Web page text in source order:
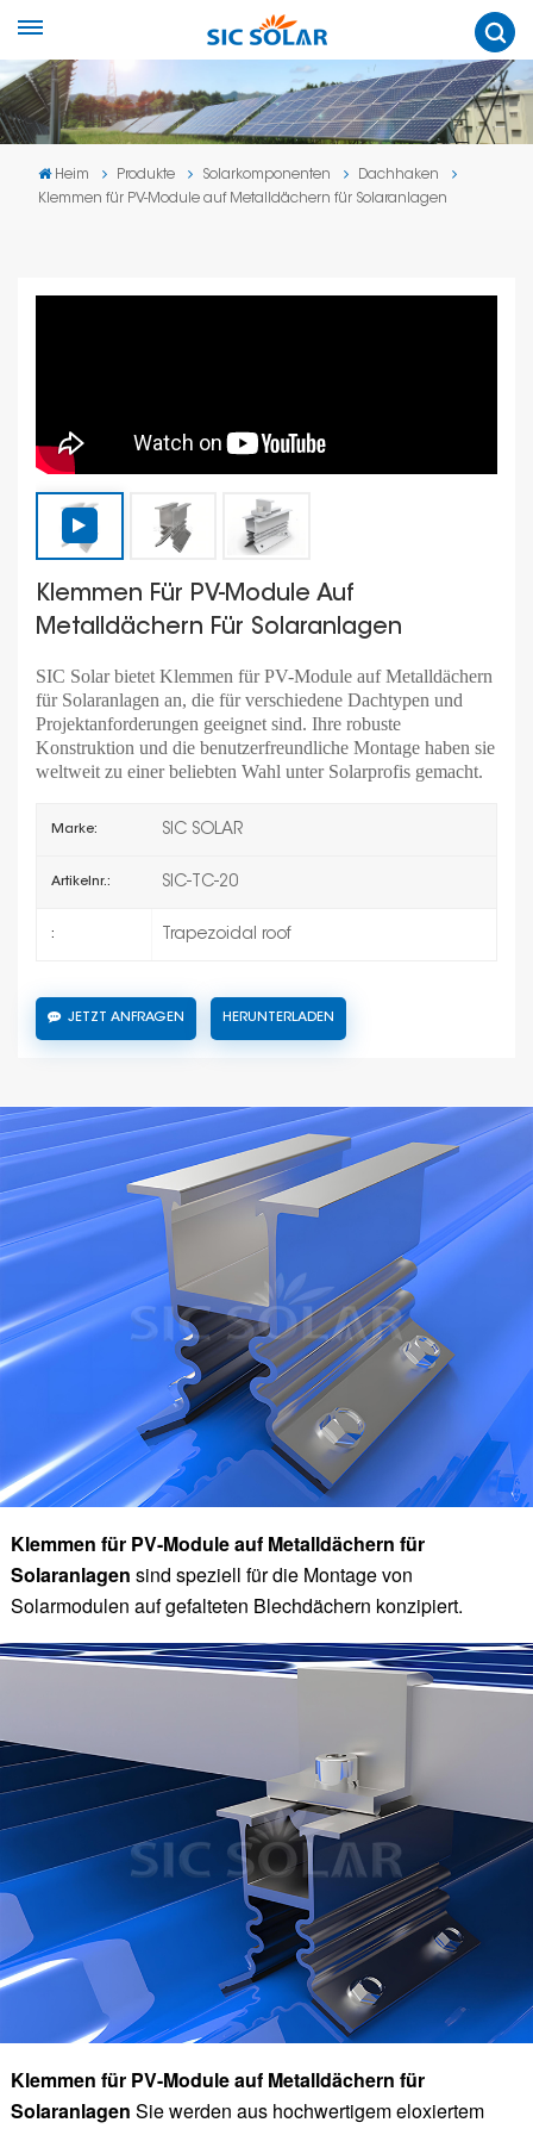
Heim Produkte Solarkomponenten
Dachhaken
Klemmen für PV-Module auf Metalldächern für Solaranlagen
Klemmen Für PV-Module Auf
Metalldächern Für Solaranlagen
SIC Solar bietet Klemmen für PV-Module auf Metalldächern
für Solaranlagen an, die für verschiedene Dachtypen und
Projektanforderungen geeignet sind. Ihre robuste
Konstruktion und die benutzerfreundliche Montage haben sie
weltweit zu einer beliebten Wahl unter Solarprofis gemacht.
Marke: SIC SOLAR
Artikelnr.: SIC-TC-20
: Trapezoidal roof
JETZT ANFRAGEN HERUNTERLADEN
Klemmen für PV-Module auf Metalldächern für
Solaranlagen sind speziell für die Montage von
Solarmodulen auf gefalteten Blechdächern konzipiert.
Klemmen für PV-Module auf Metalldächern für
Solaranlagen Sie werden aus hochwertigem eloxiertem